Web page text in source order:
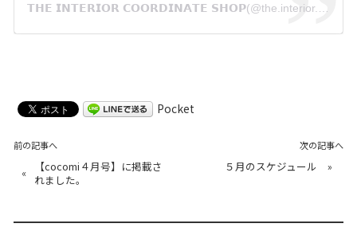
Pocket
前の記事へ
«
【cocomi４月号】に掲載さ
れました。
次の記事へ
５月のスケジュール »